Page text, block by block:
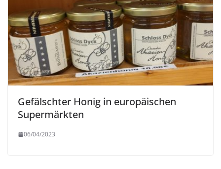
Gefälschter Honig in europäischen
Supermärkten
06/04/2023